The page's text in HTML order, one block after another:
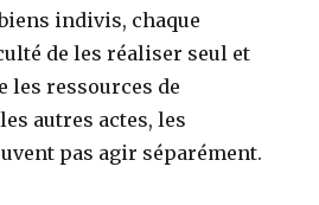
indivis, chaque
de les réaliser seul et
les ressources de
autres actes, les
pas agir séparément.